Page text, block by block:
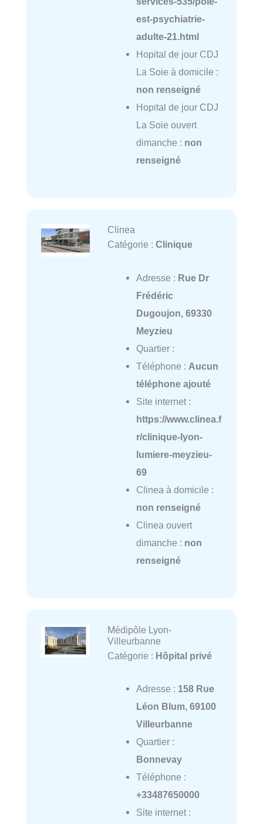
est-psychiatrie-
adulte-21.html
Hopital de jour CDJ
La Soie à domicile :
non renseigné
Hopital de jour CDJ
La Soie ouvert
dimanche : non
renseigné
Clinea
Catégorie : Clinique
Adresse : Rue Dr
Frédéric
Dugoujon, 69330
Meyzieu
Quartier :
Téléphone : Aucun
téléphone ajouté
Site internet :
https://www.clinea.f
r/clinique-lyon-
lumiere-meyzieu-
69
Clinea à domicile :
non renseigné
Clinea ouvert
dimanche : non
renseigné
Médipôle Lyon-
Villeurbanne
Catégorie : Hôpital privé
Adresse : 158 Rue
Léon Blum, 69100
Villeurbanne
Quartier :
Bonnevay
Téléphone :
+33487650000
Site internet :